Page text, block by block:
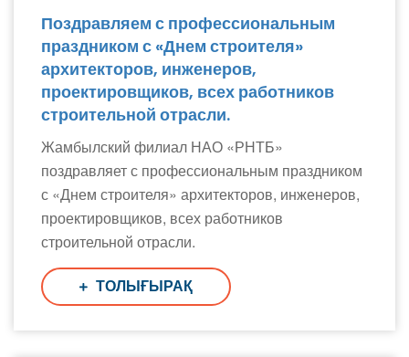
Поздравляем с профессиональным
праздником с «Днем строителя»
архитекторов, инженеров,
проектировщиков, всех работников
строительной отрасли.
Жамбылский филиал НАО «РНТБ»
поздравляет с профессиональным праздником
с «Днем строителя» архитекторов, инженеров,
проектировщиков, всех работников
строительной отрасли.
ТОЛЫҒЫРАҚ